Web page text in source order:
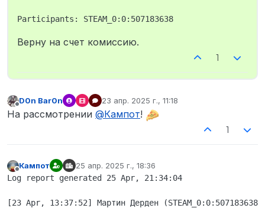
Верну на счет комиссию.
1
D0n Bar0n 23 апр. 2025 г., 11:18
отредактировано
На рассмотрении @Кампот!
1
Не в сети
Кампот 25 апр. 2025 г., 18:36
отредактировано
Log report generated 25 Apr, 21:34:04
[23 Apr, 13:37:52] Мартин Дерден